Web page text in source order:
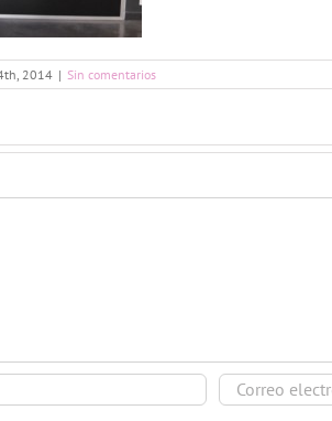
2014 | Sin comentarios